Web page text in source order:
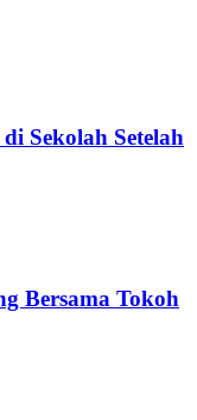
Sekolah Setelah
Bersama Tokoh